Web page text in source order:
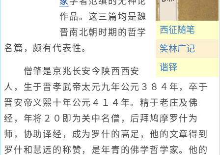
西征随笔
笑林广记
谐铎
作品。这三篇均是魏
晋南北朝时期的哲学
名篇，颇有代表性。
僧肇是京兆长安今陕西西安
人，生于晋孝武帝太元九年公元３８４年，卒于
晋安帝义熙十年公元４１４年。精于老庄及佛
经，年将２０即为关中名僧，后拜鸠摩罗什为
师，协助译经，成为罗什的高足，他的文章得到
罗什和慧远的称赞，是年青的佛学哲学家。他的